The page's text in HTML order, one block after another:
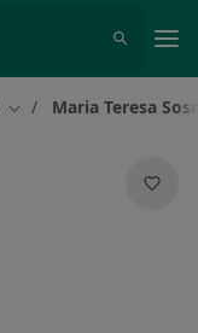
Zmień miasto
Maria Teresa